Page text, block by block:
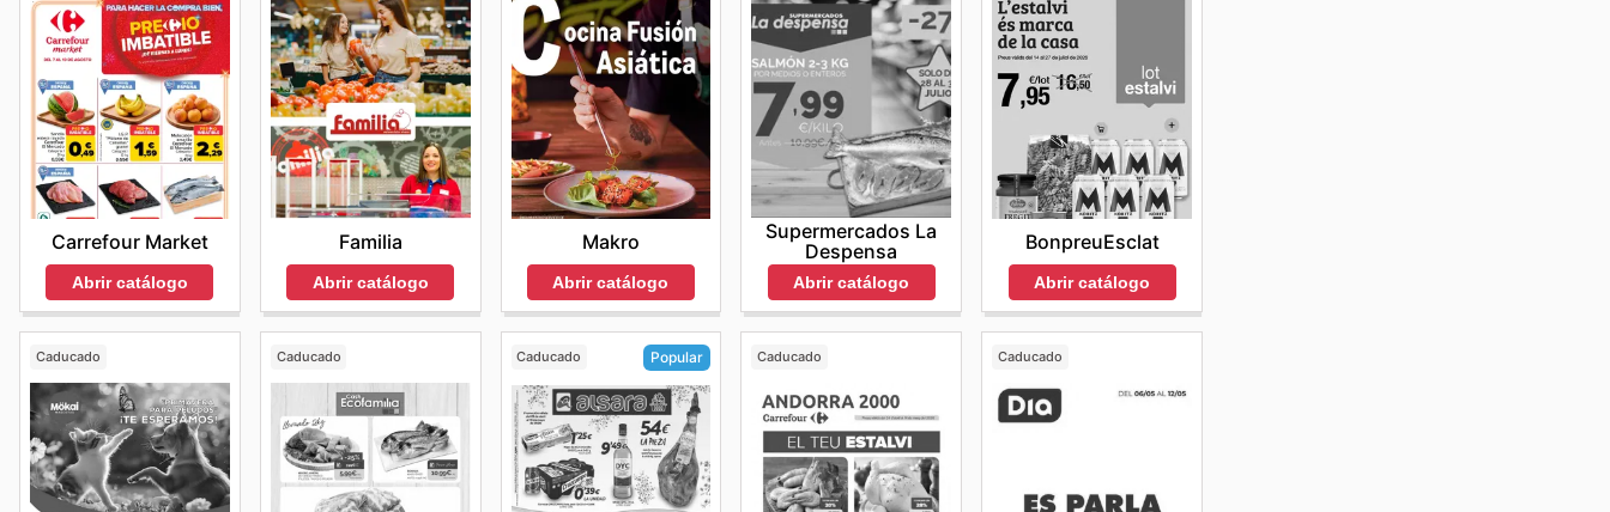
Carrefour Market
Abrir catálogo
Familia
Abrir catálogo
Makro
Abrir catálogo
Supermercados La
Despensa
Abrir catálogo
BonpreuEsclat
Abrir catálogo
Caducado Caducado Caducado Popular Caducado Caducado